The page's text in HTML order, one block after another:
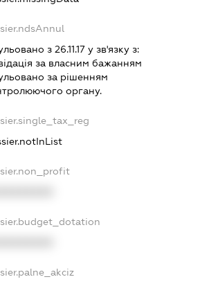
з 26.11.17 у зв'язку з:
за власним бажанням
за рiшенням
органу.